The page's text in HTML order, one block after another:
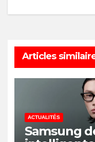
Articles
ACTUALITÉS
Samsung